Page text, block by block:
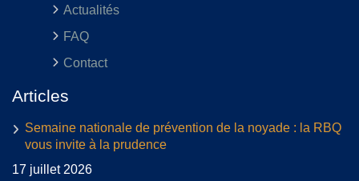
Actualités
FAQ
Contact
Articles
Semaine nationale de prévention de la noyade : la RBQ
vous invite à la prudence
17 juillet 2026